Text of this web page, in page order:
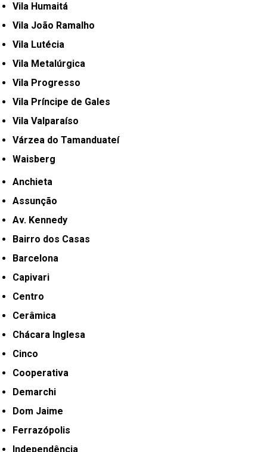
Vila Humaitá
Vila João Ramalho
Vila Lutécia
Vila Metalúrgica
Vila Progresso
Vila Príncipe de Gales
Vila Valparaíso
Várzea do Tamanduateí
Waisberg
Anchieta
Assunção
Av. Kennedy
Bairro dos Casas
Barcelona
Capivari
Centro
Cerâmica
Chácara Inglesa
Cinco
Cooperativa
Demarchi
Dom Jaime
Ferrazópolis
Independência